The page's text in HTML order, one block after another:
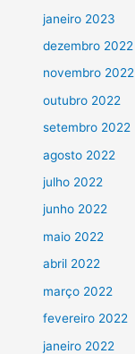
janeiro 2023
dezembro 2022
novembro 2022
outubro 2022
setembro 2022
agosto 2022
julho 2022
junho 2022
maio 2022
abril 2022
março 2022
fevereiro 2022
janeiro 2022